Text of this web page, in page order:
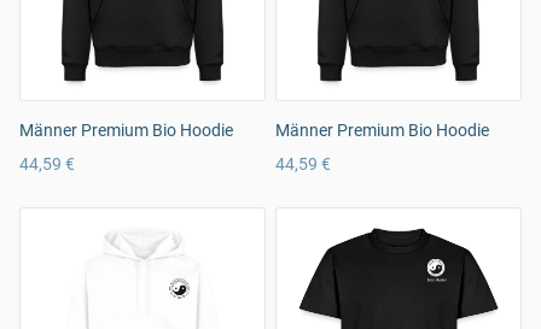
Männer Premium Bio Hoodie
44,59 €
Männer Premium Bio Hoodie
44,59 €